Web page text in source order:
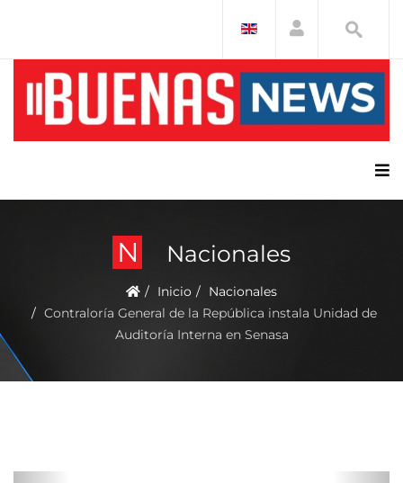
N Nacionales
Inicio
Nacionales
Contraloría General de la República instala Unidad de
Auditoría Interna en Senasa